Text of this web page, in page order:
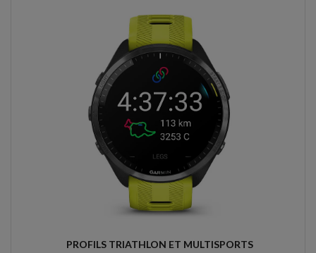
PROFILS TRIATHLON ET MULTISPORTS